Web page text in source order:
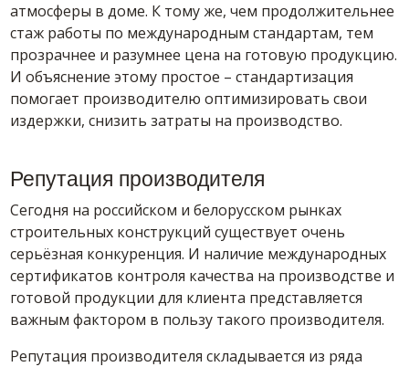
атмосферы в доме. К тому же, чем продолжительнее
стаж работы по международным стандартам, тем
прозрачнее и разумнее цена на готовую продукцию.
И объяснение этому простое – стандартизация
помогает производителю оптимизировать свои
издержки, снизить затраты на производство.
Репутация производителя
Сегодня на российском и белорусском рынках
строительных конструкций существует очень
серьёзная конкуренция. И наличие международных
сертификатов контроля качества на производстве и
готовой продукции для клиента представляется
важным фактором в пользу такого производителя.
Репутация производителя складывается из ряда